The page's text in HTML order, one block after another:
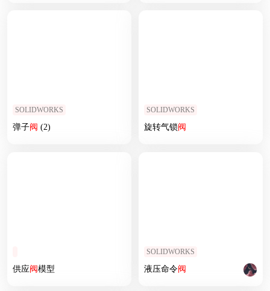
SOLIDWORKS
弹子阀 (2)
SOLIDWORKS
旋转气锁阀
供应阀模型
SOLIDWORKS
液压命令阀